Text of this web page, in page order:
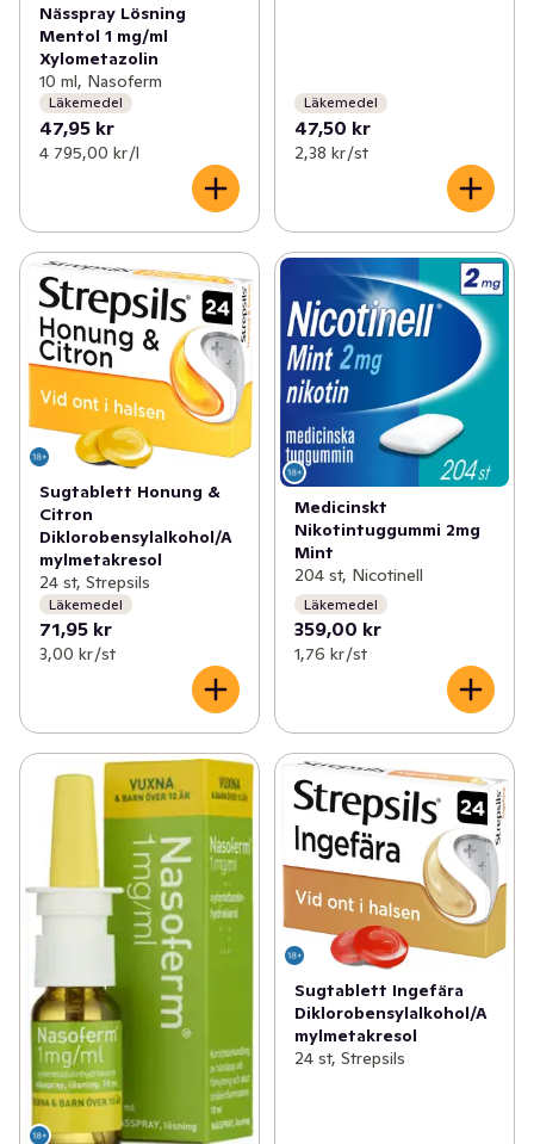
Nässpray Lösning
Mentol 1 mg/ml
Xylometazolin
10 ml, Nasoferm
Läkemedel
47,95 kr
4 795,00 kr /l
Läkemedel
47,50 kr
2,38 kr /st
Sugtablett Honung &
Citron
Diklorobensylalkohol/A
mylmetakresol
24 st, Strepsils
Läkemedel
71,95 kr
3,00 kr /st
Medicinskt
Nikotintuggummi 2mg
Mint
204 st, Nicotinell
Läkemedel
359,00 kr
1,76 kr /st
Sugtablett Ingefära
Diklorobensylalkohol/A
mylmetakresol
24 st, Strepsils